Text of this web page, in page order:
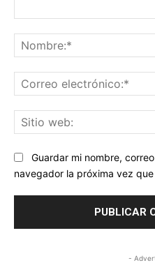
Guardar mi nombre,
navegador la próxima vez
-